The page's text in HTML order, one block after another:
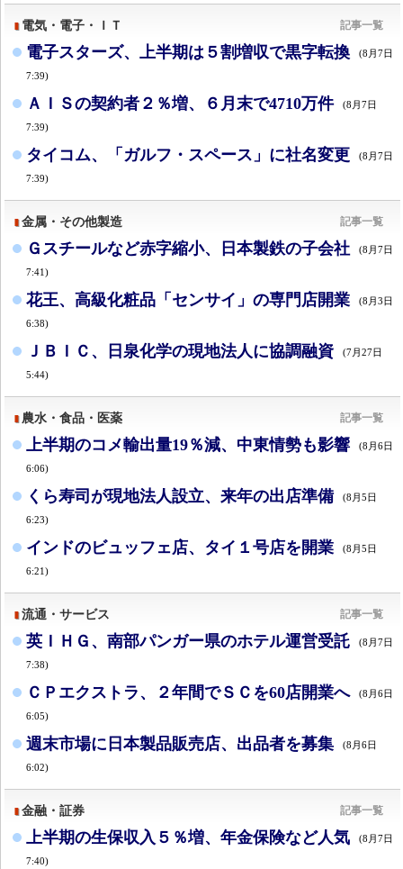
電気・電子・ＩＴ 記事一覧
電子スターズ、上半期は５割増収で黒字転換 (8月7日
7:39)
ＡＩＳの契約者２％増、６月末で4710万件 (8月7日
7:39)
タイコム、「ガルフ・スペース」に社名変更 (8月7日
7:39)
金属・その他製造 記事一覧
Ｇスチールなど赤字縮小、日本製鉄の子会社 (8月7日
7:41)
花王、高級化粧品「センサイ」の専門店開業 (8月3日
6:38)
ＪＢＩＣ、日泉化学の現地法人に協調融資 (7月27日
5:44)
農水・食品・医薬 記事一覧
上半期のコメ輸出量19％減、中東情勢も影響 (8月6日
6:06)
くら寿司が現地法人設立、来年の出店準備 (8月5日
6:23)
インドのビュッフェ店、タイ１号店を開業 (8月5日
6:21)
流通・サービス 記事一覧
英ＩＨＧ、南部パンガー県のホテル運営受託 (8月7日
7:38)
ＣＰエクストラ、２年間でＳＣを60店開業へ (8月6日
6:05)
週末市場に日本製品販売店、出品者を募集 (8月6日
6:02)
金融・証券 記事一覧
上半期の生保収入５％増、年金保険など人気 (8月7日
7:40)